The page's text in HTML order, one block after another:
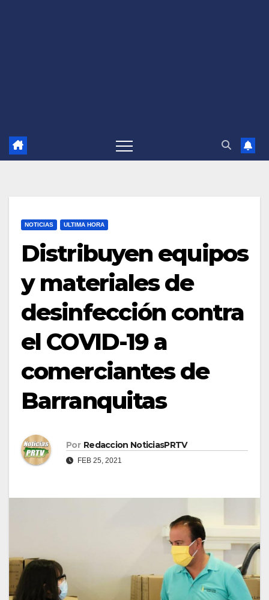
NOTICIAS ULTIMA HORA
Distribuyen equipos
y materiales de
desinfección contra
el COVID-19 a
comerciantes de
Barranquitas
Por Redaccion NoticiasPRTV
FEB 25, 2021